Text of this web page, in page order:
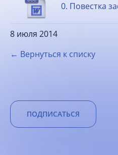
0. Повестка
8 июля 2014
← Вернуться к списку
ПОДПИСАТЬСЯ